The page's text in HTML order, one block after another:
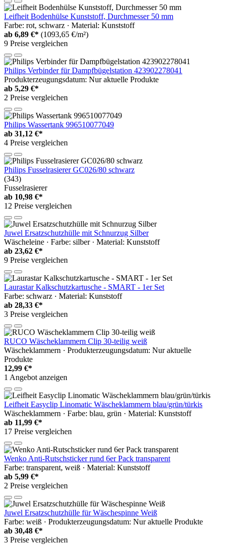
Leifheit Bodenhülse Kunststoff, Durchmesser 50 mm
Farbe: rot, schwarz · Material: Kunststoff
ab 6,89 €* (1093,65 €/m²)
9 Preise vergleichen
Philips Verbinder für Dampfbügelstation 423902278041
Produkterzeugungsdatum: Nur aktuelle Produkte
ab 5,29 €*
2 Preise vergleichen
Philips Wassertank 996510077049
ab 31,12 €*
4 Preise vergleichen
Philips Fusselrasierer GC026/80 schwarz
(343)
Fusselrasierer
ab 10,98 €*
12 Preise vergleichen
Juwel Ersatzschutzhülle mit Schnurzug Silber
Wäscheleine · Farbe: silber · Material: Kunststoff
ab 23,62 €*
9 Preise vergleichen
Laurastar Kalkschutzkartusche - SMART - 1er Set
Farbe: schwarz · Material: Kunststoff
ab 28,33 €*
3 Preise vergleichen
RUCO Wäscheklammern Clip 30-teilig weiß
Wäscheklammern · Produkterzeugungsdatum: Nur aktuelle
Produkte
12,99 €*
1 Angebot anzeigen
Leifheit Easyclip Linomatic Wäscheklammern blau/grün/türkis
Wäscheklammern · Farbe: blau, grün · Material: Kunststoff
ab 11,99 €*
17 Preise vergleichen
Wenko Anti-Rutschsticker rund 6er Pack transparent
Farbe: transparent, weiß · Material: Kunststoff
ab 5,99 €*
2 Preise vergleichen
Juwel Ersatzschutzhülle für Wäschespinne Weiß
Farbe: weiß · Produkterzeugungsdatum: Nur aktuelle Produkte
ab 30,48 €*
3 Preise vergleichen